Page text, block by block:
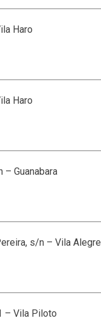
Haro
Haro
– Guanabara
s/n – Vila Alegre
– Vila Piloto